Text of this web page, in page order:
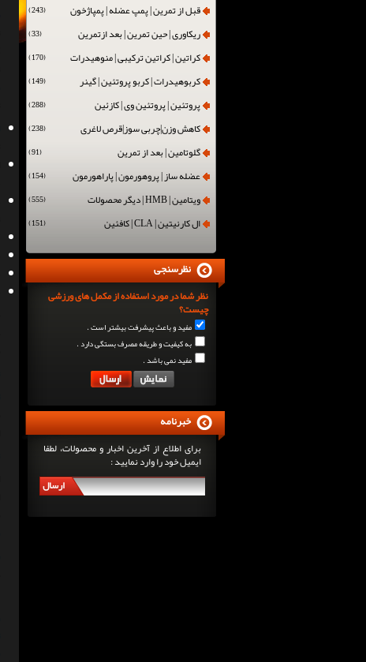
قبل از تمرین | پمپ عضله | پمپاژخون (243)
ریکاوری | حین تمرین | بعد ازتمرین (33)
کراتین | کراتین ترکیبی | منوهیدرات (170)
کربوهیدرات | کربو پروتئین | گینر (149)
پروتئین | پروتئین وی | کازئین (288)
کاهش وزن|چربی سوز|قرص لاغری (238)
گلوتامین | بعد از تمرین (91)
عضله ساز | پروهورمون | پاراهورمون (154)
ویتامین | HMB | دیگر محصولات (555)
ال کارنیتین | CLA | کافئین (151)
نظر شما در مورد استفاده از مکمل های ورزشی
چیست؟
مفید و باعث پیشرفت بیشتر است .
به کیفیت و طریقه مصرف بستگی دارد .
مفید نمی باشد .
نظرسنجی
برای اطلاع از آخرین اخبار و محصولات، لطفا
ایمیل خود را وارد نمایید :
ارسال
خبرنامه